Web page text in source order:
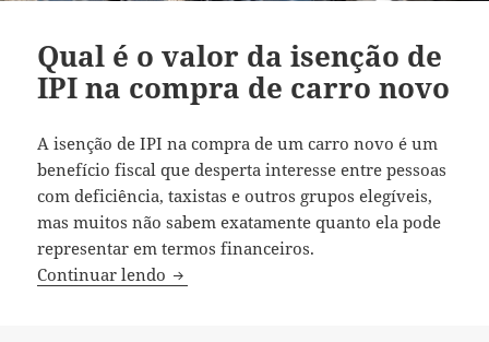
Qual é o valor da isenção de
IPI na compra de carro novo
A isenção de IPI na compra de um carro novo é um
benefício fiscal que desperta interesse entre pessoas
com deficiência, taxistas e outros grupos elegíveis,
mas muitos não sabem exatamente quanto ela pode
representar em termos financeiros.
Continuar lendo Qual é o valor da isenção de IPI na